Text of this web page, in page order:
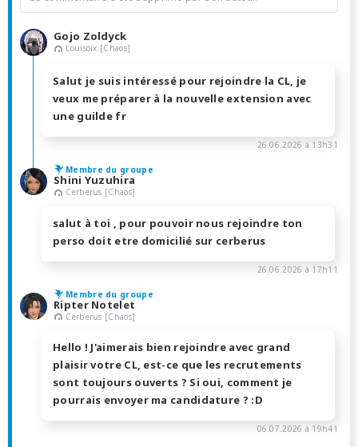
Gojo Zoldyck
Louisoix [Chaos]
Salut je suis intéressé pour rejoindre la CL, je
veux me préparer à la nouvelle extension avec
une guilde fr
26.06.2026 à 13h31
Membre du groupe
Shini Yuzuhira
Cerberus [Chaos]
salut à toi , pour pouvoir nous rejoindre ton
perso doit etre domicilié sur cerberus
26.06.2026 à 17h11
Membre du groupe
Ripter Notelet
Cerberus [Chaos]
Hello ! J'aimerais bien rejoindre avec grand
plaisir votre CL, est-ce que les recrutements
sont toujours ouverts ? Si oui, comment je
pourrais envoyer ma candidature ? :D
06.07.2026 à 19h41